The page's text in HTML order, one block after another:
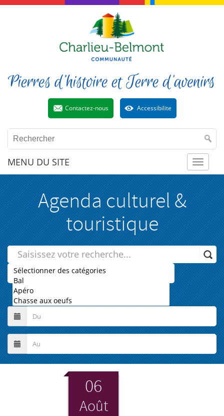
Contactez-nous Accessibilite
MENU DU SITE
Agenda culturel &
touristique
06
Août